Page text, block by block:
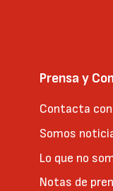
Prensa y
Contacta
Somos
Lo que no
Notas de